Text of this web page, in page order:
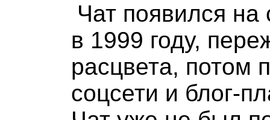
Чат появился на
в 1999 году,
расцвета, потом
соцсети и блог-